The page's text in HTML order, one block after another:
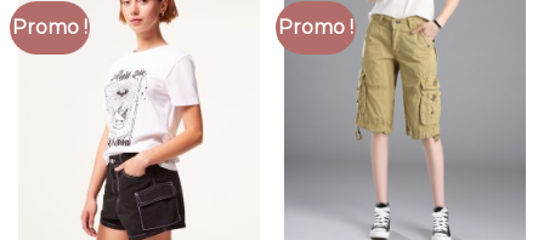
Promo ! Promo !